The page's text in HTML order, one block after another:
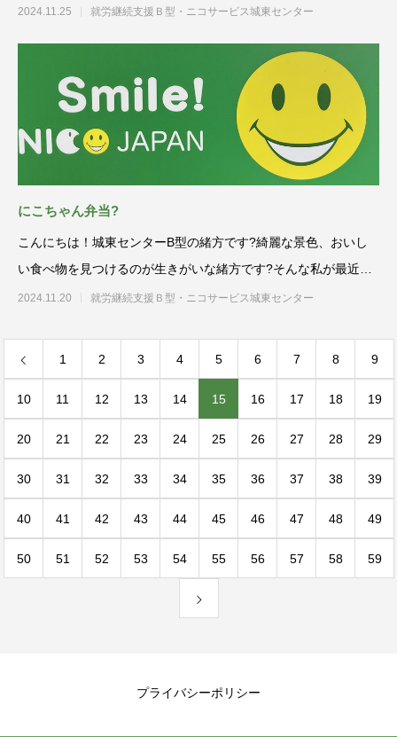
てい
2024.11.25 就労継続支援Ｂ型・ニコサービス城東センター
にこちゃん弁当?
こんにちは！城東センターB型の緒方です?綺麗な景色、おいし
い食べ物を見つけるのが生きがいな緒方です?そんな私が最近よ
く食べる
2024.11.20 就労継続支援Ｂ型・ニコサービス城東センター
1 2 3 4 5 6 7 8 9
10 11 12 13 14 15 16 17 18 19
20 21 22 23 24 25 26 27 28 29
30 31 32 33 34 35 36 37 38 39
40 41 42 43 44 45 46 47 48 49
50 51 52 53 54 55 56 57 58 59
プライバシーポリシー